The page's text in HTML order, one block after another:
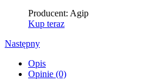
Producent: Agip
Kup teraz
Następny
Opis
Opinie (0)